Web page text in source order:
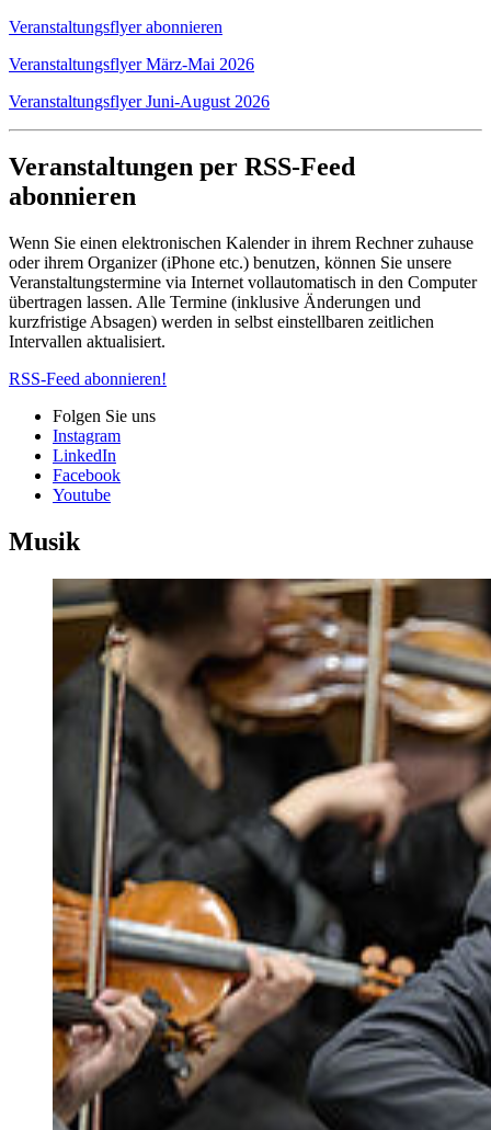
Veranstaltungsflyer abonnieren
Veranstaltungsflyer März-Mai 2026
Veranstaltungsflyer Juni-August 2026
Veranstaltungen per RSS-Feed
abonnieren
Wenn Sie einen elektronischen Kalender in ihrem Rechner zuhause
oder ihrem Organizer (iPhone etc.) benutzen, können Sie unsere
Veranstaltungstermine via Internet vollautomatisch in den Computer
übertragen lassen. Alle Termine (inklusive Änderungen und
kurzfristige Absagen) werden in selbst einstellbaren zeitlichen
Intervallen aktualisiert.
RSS-Feed abonnieren!
Folgen Sie uns
Instagram
LinkedIn
Facebook
Youtube
Musik